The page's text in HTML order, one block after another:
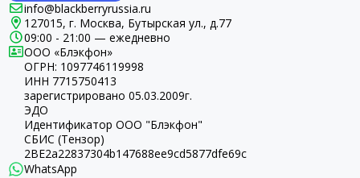
info@blackberryrussia.ru
127015, г. Москва, Бутырская ул., д.77
09:00 - 21:00 — ежедневно
ООО «Блэкфон»
ОГРН: 1097746119998
ИНН 7715750413
зарегистрировано 05.03.2009г.
ЭДО
Идентификатор ООО "Блэкфон"
СБИС (Тензор)
2BE2a22837304b147688ee9cd5877dfe69c
WhatsApp